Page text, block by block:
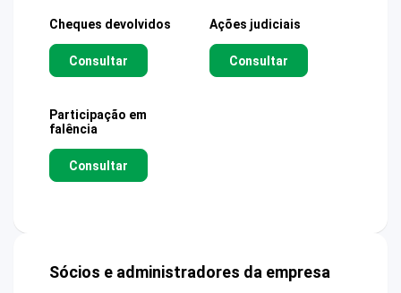
Cheques devolvidos
Consultar
Ações judiciais
Consultar
Participação em
falência
Consultar
Sócios e administradores da empresa